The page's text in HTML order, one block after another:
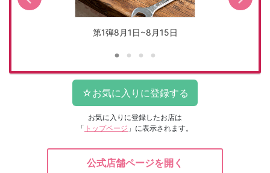
第1弾8月1日~8月15日
お気に入りに登録したお店は
「 トップページ 」に表示されます。
公式店舗ページを開く